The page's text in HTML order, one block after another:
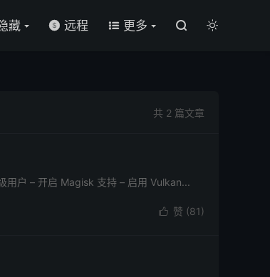
藏  远程  更多  
共 2 篇文章
用户 – 开启 Magisk 支持 – 启用 Vulkan...
 赞 (81)